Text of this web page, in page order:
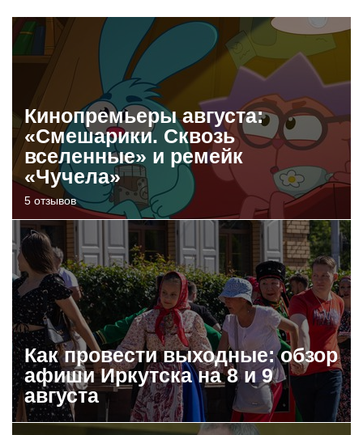
Кинопремьеры августа:
«Смешарики. Сквозь
вселенные» и ремейк
«Чучела»
5 отзывов
Как провести выходные: обзор
афиши Иркутска на 8 и 9
августа